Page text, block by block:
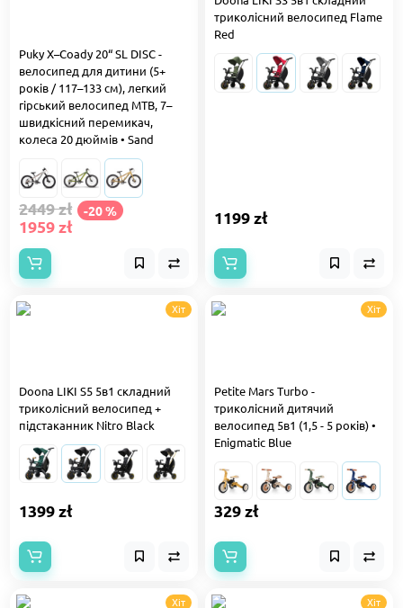
Puky X–Coady 20“ SL DISC -
велосипед для дитини (5+
років / 117–133 см), легкий
гірський велосипед MTB, 7–
швидкісний перемикач,
колеса 20 дюймів • Sand
2449 zł -20 %
1959 zł
триколісний велосипед Flame
Red
1199 zł
Хіт
Doona LIKI S5 5в1 складний
триколісний велосипед +
підстаканник Nitro Black
1399 zł
Хіт
Petite Mars Turbo -
триколісний дитячий
велосипед 5в1 (1,5 - 5 років) •
Enigmatic Blue
329 zł
Хіт Хіт